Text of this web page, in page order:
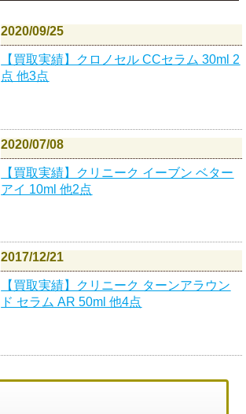
2020/09/25
【買取実績】クロノセル CCセラム 30ml 2
点 他3点
2020/07/08
【買取実績】クリニーク イーブン ベター
アイ 10ml 他2点
2017/12/21
【買取実績】クリニーク ターンアラウン
ド セラム AR 50ml 他4点